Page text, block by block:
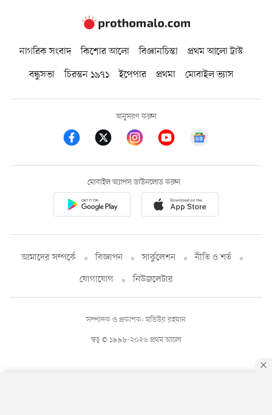
নাগরিক সংবাদ কিশোর আলো বিজ্ঞানচিন্তা
প্রথম আলো ট্রাস্ট
বন্ধুসভা
চিরন্তন ১৯৭১ ইপেপার প্রথমা মোবাইল ভ্যাস
অনুসরণ করুন
মোবাইল অ্যাপস ডাউনলোড করুন
আমাদের সম্পর্কে বিজ্ঞাপন সার্কুলেশন
নীতি ও শর্ত
যোগাযোগ
নিউজলেটার
স্বত্ব © ১৯৯৮-২০২৬ প্রথম আলো
সম্পাদক ও প্রকাশক: মতিউর রহমান